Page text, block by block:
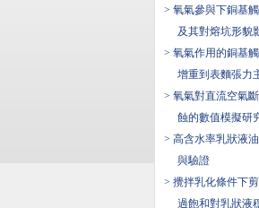
> 氧氣參與下銅基
及其對熔坑形貌
> 氧氣作用的銅基
增重到表麵張力
> 氧氣對直流空氣
蝕的數值模擬研
> 高含水率乳狀液
與驗證
> 攪拌乳化條件下
過飽和對乳狀液